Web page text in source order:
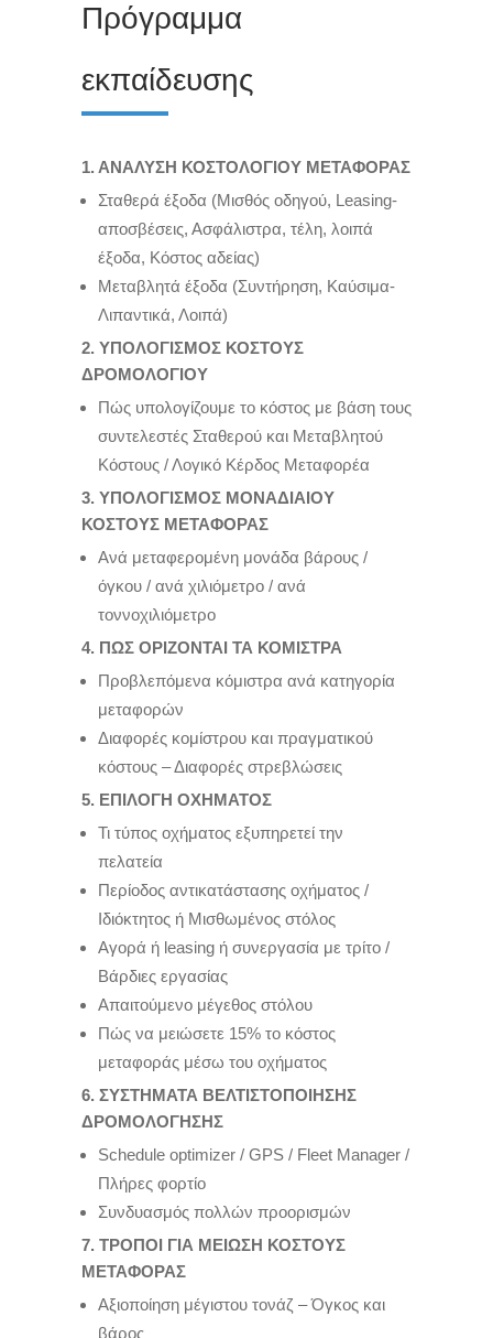
Πρόγραμμα
εκπαίδευσης
1. ΑΝΑΛΥΣΗ ΚΟΣΤΟΛΟΓΙΟΥ ΜΕΤΑΦΟΡΑΣ
Σταθερά έξοδα (Μισθός οδηγού, Leasing-
αποσβέσεις, Ασφάλιστρα, τέλη, λοιπά
έξοδα, Κόστος αδείας)
Μεταβλητά έξοδα (Συντήρηση, Καύσιμα-
Λιπαντικά, Λοιπά)
2. ΥΠΟΛΟΓΙΣΜΟΣ ΚΟΣΤΟΥΣ
ΔΡΟΜΟΛΟΓΙΟΥ
Πώς υπολογίζουμε το κόστος με βάση τους
συντελεστές Σταθερού και Μεταβλητού
Κόστους / Λογικό Κέρδος Μεταφορέα
3. ΥΠΟΛΟΓΙΣΜΟΣ ΜΟΝΑΔΙΑΙΟΥ
ΚΟΣΤΟΥΣ ΜΕΤΑΦΟΡΑΣ
Ανά μεταφερομένη μονάδα βάρους /
όγκου / ανά χιλιόμετρο / ανά
τοννοχιλιόμετρο
4. ΠΩΣ ΟΡΙΖΟΝΤΑΙ ΤΑ ΚΟΜΙΣΤΡΑ
Προβλεπόμενα κόμιστρα ανά κατηγορία
μεταφορών
Διαφορές κομίστρου και πραγματικού
κόστους – Διαφορές στρεβλώσεις
5. ΕΠΙΛΟΓΗ ΟΧΗΜΑΤΟΣ
Τι τύπος οχήματος εξυπηρετεί την
πελατεία
Περίοδος αντικατάστασης οχήματος /
Ιδιόκτητος ή Μισθωμένος στόλος
Αγορά ή leasing ή συνεργασία με τρίτο /
Βάρδιες εργασίας
Απαιτούμενο μέγεθος στόλου
Πώς να μειώσετε 15% το κόστος
μεταφοράς μέσω του οχήματος
6. ΣΥΣΤΗΜΑΤΑ ΒΕΛΤΙΣΤΟΠΟΙΗΣΗΣ
ΔΡΟΜΟΛΟΓΗΣΗΣ
Schedule optimizer / GPS / Fleet Manager /
Πλήρες φορτίο
Συνδυασμός πολλών προορισμών
7. ΤΡΟΠΟΙ ΓΙΑ ΜΕΙΩΣΗ ΚΟΣΤΟΥΣ
ΜΕΤΑΦΟΡΑΣ
Αξιοποίηση μέγιστου τονάζ – Όγκος και
βάρος